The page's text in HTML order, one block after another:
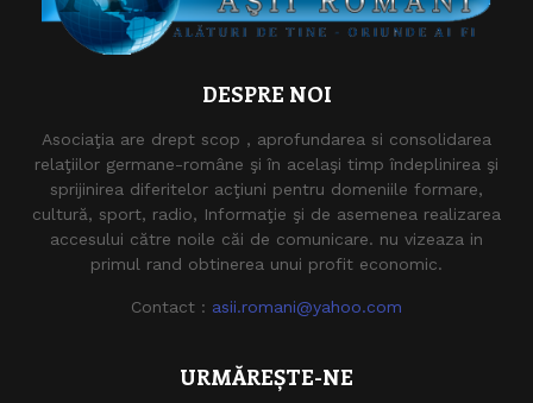
DESPRE NOI
Asociaţia are drept scop , aprofundarea si consolidarea
relaţiilor germane-române şi în acelaşi timp îndeplinirea şi
sprijinirea diferitelor acţiuni pentru domeniile formare,
cultură, sport, radio, Informaţie şi de asemenea realizarea
accesului către noile căi de comunicare. nu vizeaza in
primul rand obtinerea unui profit economic.
Contact : asii.romani@yahoo.com
URMĂREȘTE-NE